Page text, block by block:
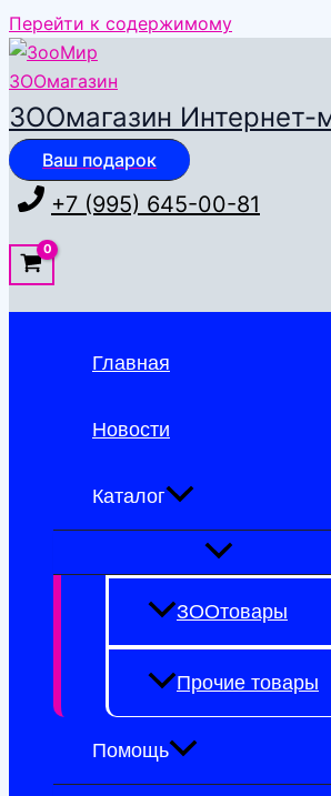
Перейти к содержимому
ЗООмагазин Интернет-
Ваш подарок
+7 (995) 645-00-81
Главная
Новости
Каталог
ЗООтовары
Прочие товары
Помощь